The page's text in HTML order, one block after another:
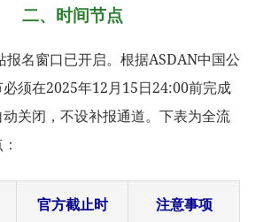
二、时间节点
报名窗口已开启。根据ASDAN中国公
须在2025年12月15日24:00前完成
关闭，不设补报通道。下表为全流
官方截止时
注意事项